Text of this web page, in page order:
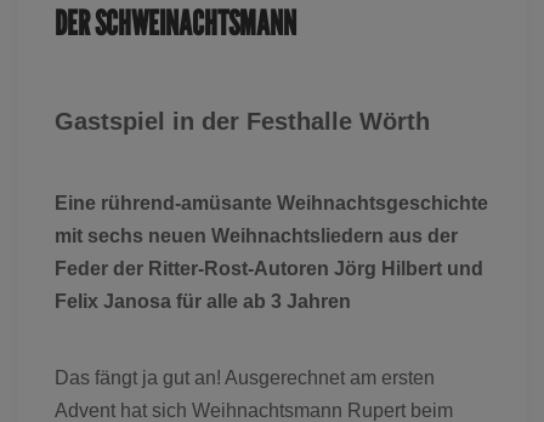
DER SCHWEINACHTSMANN
Gastspiel in der Festhalle Wörth
Eine rührend-amüsante Weihnachtsgeschichte
mit sechs neuen Weihnachtsliedern aus der
Feder der Ritter-Rost-Autoren Jörg Hilbert und
Felix Janosa für alle ab 3 Jahren
Das fängt ja gut an! Ausgerechnet am ersten
Advent hat sich Weihnachtsmann Rupert beim